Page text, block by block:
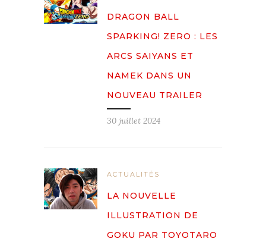
DRAGON BALL
SPARKING! ZERO : LES
ARCS SAIYANS ET
NAMEK DANS UN
NOUVEAU TRAILER
30 juillet 2024
ACTUALITÉS
LA NOUVELLE
ILLUSTRATION DE
GOKU PAR TOYOTARO